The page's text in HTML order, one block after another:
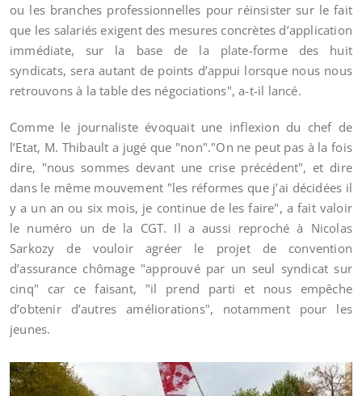
ou les branches professionnelles pour réinsister sur le fait
que les salariés exigent des mesures concrètes d’application
immédiate, sur la base de la plate-forme des huit
syndicats, sera autant de points d’appui lorsque nous nous
retrouvons à la table des négociations", a-t-il lancé.
Comme le journaliste évoquait une inflexion du chef de
l’Etat, M. Thibault a jugé que "non"."On ne peut pas à la fois
dire, "nous sommes devant une crise précédent", et dire
dans le même mouvement "les réformes que j’ai décidées il
y a un an ou six mois, je continue de les faire", a fait valoir
le numéro un de la CGT. Il a aussi reproché à Nicolas
Sarkozy de vouloir agréer le projet de convention
d’assurance chômage "approuvé par un seul syndicat sur
cinq" car ce faisant, "il prend parti et nous empêche
d’obtenir d’autres améliorations", notamment pour les
jeunes.